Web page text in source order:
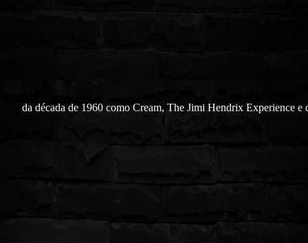
da década de 1960 como Cream, The Jimi Hendrix Experience e